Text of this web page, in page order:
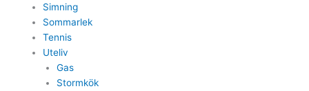
Simning
Sommarlek
Tennis
Uteliv
Gas
Stormkök